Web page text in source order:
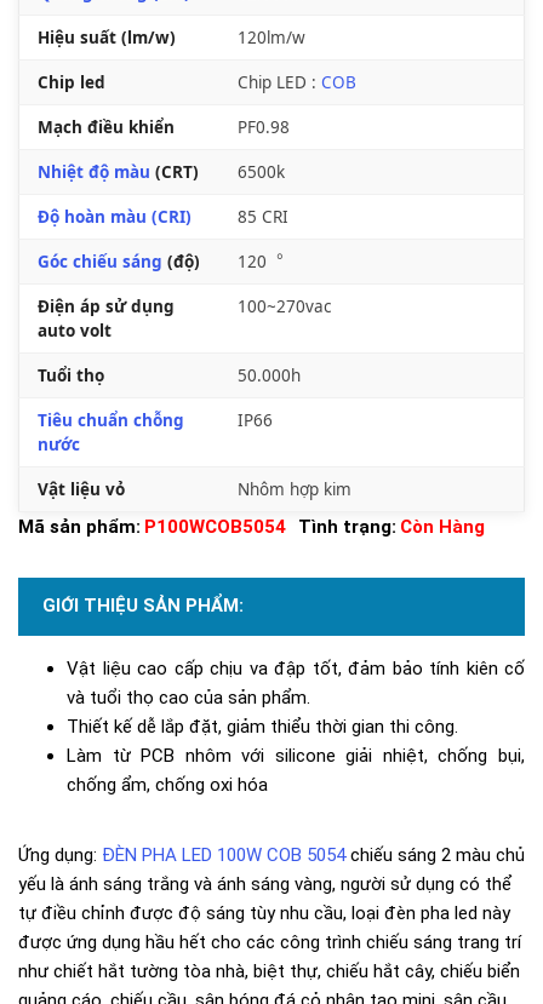
Hiệu suất (lm/w) 120lm/w
Chip led Chip LED : COB
Mạch điều khiển PF0.98
Nhiệt độ màu (CRT) 6500k
Độ hoàn màu (CRI) 85 CRI
Góc chiếu sáng (độ) 120︒
Điện áp sử dụng
auto volt
100~270vac
Tuổi thọ 50.000h
Tiêu chuẩn chỗng
nước
IP66
Vật liệu vỏ
Nhôm hợp kim
Mã sản phẩm: P100WCOB5054 Tình trạng: Còn Hàng
GIỚI THIỆU SẢN PHẨM:
Vật liệu cao cấp chịu va đập tốt, đảm bảo tính kiên cố
và tuổi thọ cao của sản phẩm.
Thiết kế dễ lắp đặt, giảm thiểu thời gian thi công.
Làm từ PCB nhôm với silicone giải nhiệt, chống bụi,
chống ẩm, chống oxi hóa
Ứng dụng: ĐÈN PHA LED 100W COB 5054chiếu sáng 2 màu chủ
yếu là ánh sáng trắng và ánh sáng vàng, người sử dụng có thể
tự điều chỉnh được độ sáng tùy nhu cầu, loại đèn pha led này
được ứng dụng hầu hết cho các công trình chiếu sáng trang trí
như chiết hắt tường tòa nhà, biệt thự, chiếu hắt cây, chiếu biển